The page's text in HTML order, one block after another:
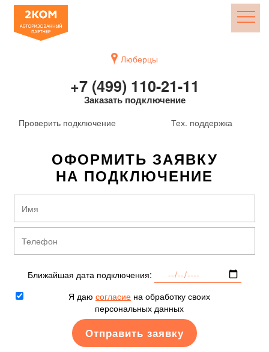
Люберцы
+7 (499) 110-21-11
Заказать подключение
Проверить подключение Тех. поддержка
ОФОРМИТЬ ЗАЯВКУ
НА ПОДКЛЮЧЕНИЕ
Ближайшая дата подключения:
Я даю согласие на обработку своих
персональных данных